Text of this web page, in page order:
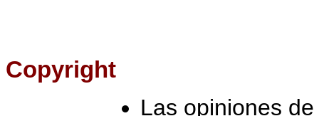
Copyright
Las opiniones